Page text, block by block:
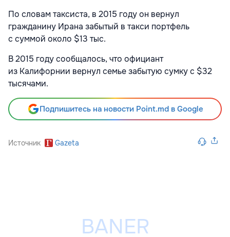
По словам таксиста, в 2015 году он вернул
гражданину Ирана забытый в такси портфель
с суммой около $13 тыс.
В 2015 году сообщалось, что официант
из Калифорнии вернул семье забытую сумку с $32
тысячами.
Подпишитесь на новости Point.md в Google
Источник Gazeta